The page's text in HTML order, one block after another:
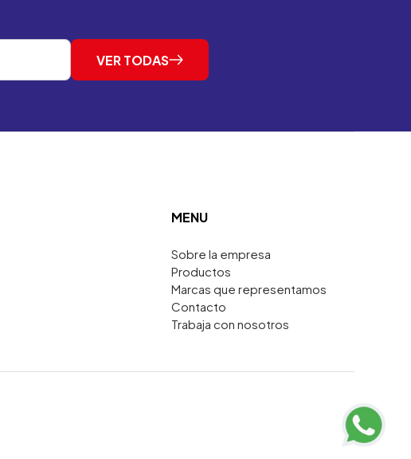
VER TODAS
MENU
Sobre la empresa
Productos
Marcas que representamos
Contacto
Trabaja con nosotros